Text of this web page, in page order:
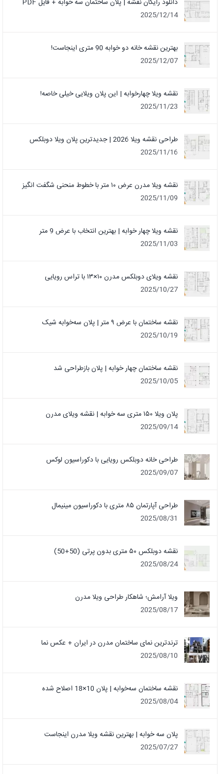
دانلود رایگان نقشه | پلان ساختمان سه خوابه + فایل PDF
2025/12/14
بهترین نقشه خانه دو خوابه 90 متری اینجاست!
2025/12/07
نقشه ویلا چهارخوابه | این پلان ویلایی خیلی خاصه!
2025/11/23
طراحی نقشه ویلا 2026 | جدیدترین پلان ویلا دوبلکس
2025/11/16
نقشه ویلا مدرن عرض ۱۰ متر با خطوط منحنی شگفت انگیز
2025/11/09
نقشه ویلا چهار خوابه | بهترین انتخاب با عرض 9 متر
2025/11/03
نقشه ویلای دوبلکس مدرن ۱۰×۱۳ با تراس رویایی
2025/10/27
نقشه ساختمان با عرض ۹ متر | پلان سه‌خوابه شیک
2025/10/19
نقشه ساختمان چهار خوابه | پلان بازطراحی شد
2025/10/05
پلان ویلا ۱۵۰ متری سه خوابه | نقشه ویلای مدرن
2025/09/14
طراحی خانه دوبلکس رویایی با دکوراسیون لوکس
2025/09/07
طراحی آپارتمان ۸۵ متری با دکوراسیون مینیمال
2025/08/31
نقشه دوبلکس ۵۰ متری بدون پرتی (50+50)
2025/08/24
ویلا آرامش؛ شاهکار طراحی ویلا مدرن
2025/08/17
ترندترین نمای ساختمان مدرن در ایران + عکس نما
2025/08/10
نقشه ساختمان سه‌خوابه | پلان 10×18 اصلاح شده
2025/08/04
پلان سه خوابه | بهترین نقشه ویلا مدرن اینجاست
2025/07/27